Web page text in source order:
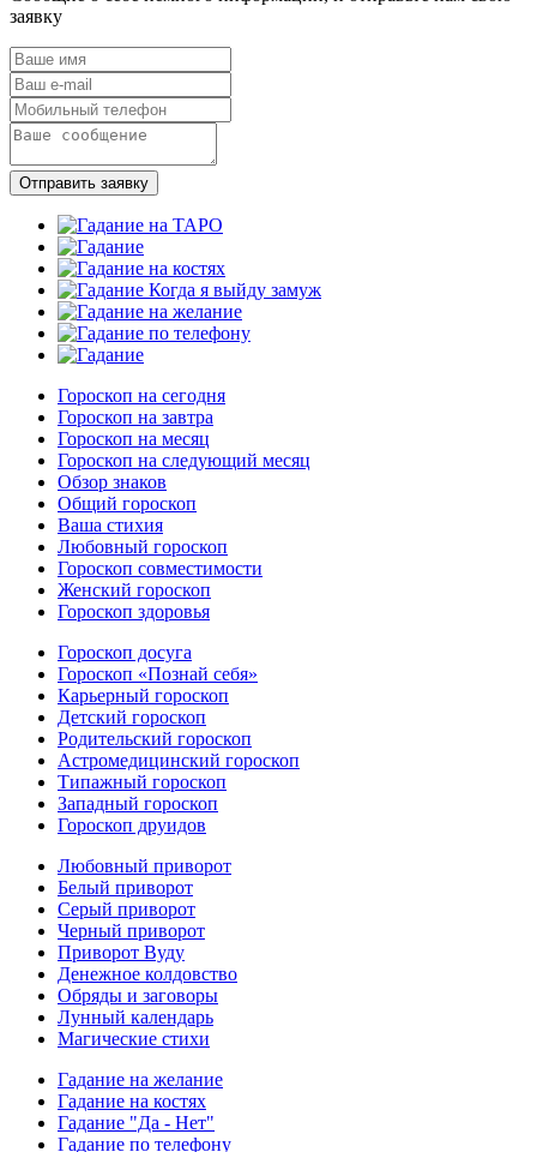
заявку
Отправить заявку
Гороскоп на сегодня
Гороскоп на завтра
Гороскоп на месяц
Гороскоп на следующий месяц
Обзор знаков
Общий гороскоп
Ваша стихия
Любовный гороскоп
Гороскоп совместимости
Женский гороскоп
Гороскоп здоровья
Гороскоп досуга
Гороскоп «Познай себя»
Карьерный гороскоп
Детский гороскоп
Родительский гороскоп
Астромедицинский гороскоп
Типажный гороскоп
Западный гороскоп
Гороскоп друидов
Любовный приворот
Белый приворот
Серый приворот
Черный приворот
Приворот Вуду
Денежное колдовство
Обряды и заговоры
Лунный календарь
Магические стихи
Гадание на желание
Гадание на костях
Гадание "Да - Нет"
Гадание по телефону